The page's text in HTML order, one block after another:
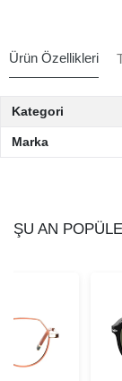
Ürün Özellikleri
Kategori
Marka
ŞU AN